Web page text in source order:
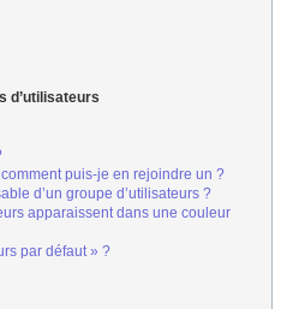
d’utilisateurs
puis-je en rejoindre un ?
d’un groupe d’utilisateurs ?
apparaissent dans une couleur
par défaut » ?